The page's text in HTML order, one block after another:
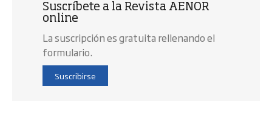
Suscríbete a la Revista AENOR
online
La suscripción es gratuita rellenando el
formulario.
Suscribirse